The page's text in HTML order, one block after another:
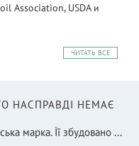
Association, USDA и
ЧИТАТЬ ВСЕ
НАСПРАВДІ НЕМАЄ
марка. Її збудовано ...